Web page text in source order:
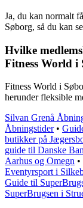
Ja, du kan normalt
Søborg, så du kan
Hvilke
Fitness World i
Fitness World i
herunder fleksible
Silvan Grenå
Åbningstider•
butikker på
guide til Danske
Aarhus og Omegn •
Eventyrsport i
Guide til
SuperBrugsen i